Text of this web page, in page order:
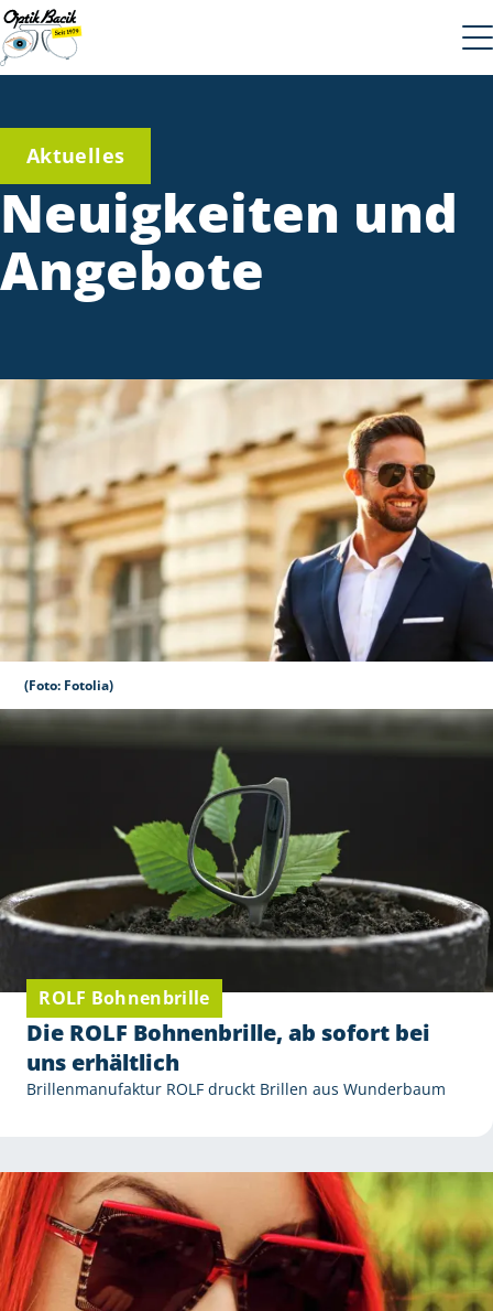
Aktuelles
Neuigkeiten und
Angebote
(Foto: Fotolia)
ROLF Bohnenbrille
Die ROLF Bohnenbrille, ab sofort bei
uns erhältlich
Brillenmanufaktur ROLF druckt Brillen aus Wunderbaum